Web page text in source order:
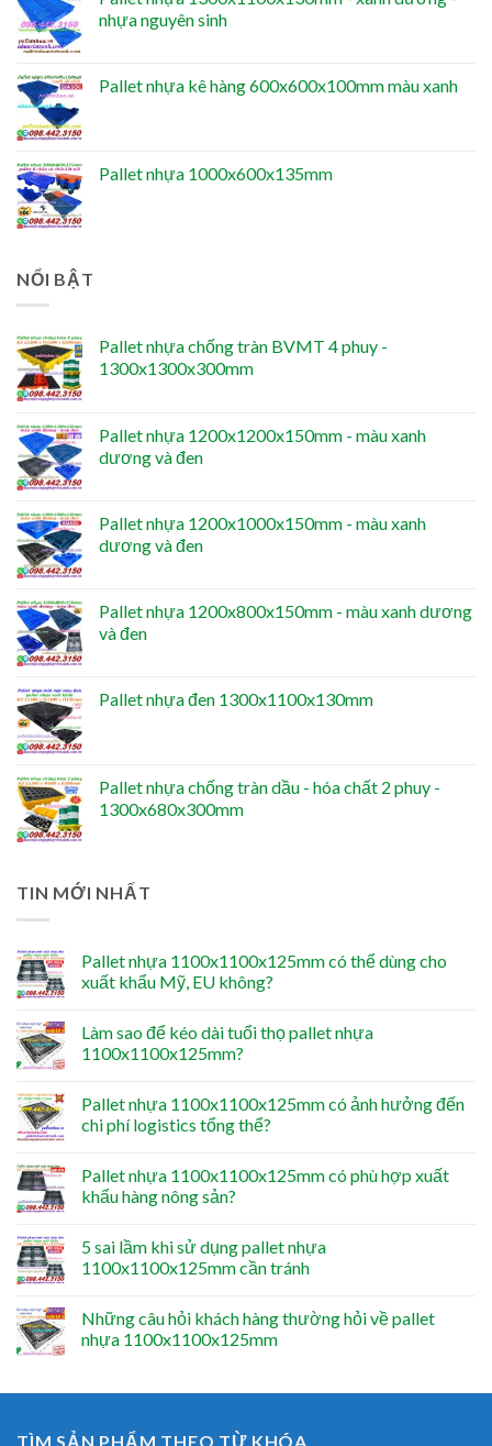
nhựa nguyên sinh
Pallet nhựa kê hàng 600x600x100mm màu xanh
Pallet nhựa 1000x600x135mm
NỔI BẬT
Pallet nhựa chống tràn BVMT 4 phuy -
1300x1300x300mm
Pallet nhựa 1200x1200x150mm - màu xanh
dương và đen
Pallet nhựa 1200x1000x150mm - màu xanh
dương và đen
Pallet nhựa 1200x800x150mm - màu xanh dương
và đen
Pallet nhựa đen 1300x1100x130mm
Pallet nhựa chống tràn dầu - hóa chất 2 phuy -
1300x680x300mm
TIN MỚI NHẤT
Pallet nhựa 1100x1100x125mm có thể dùng cho
xuất khẩu Mỹ, EU không?
Làm sao để kéo dài tuổi thọ pallet nhựa
1100x1100x125mm?
Pallet nhựa 1100x1100x125mm có ảnh hưởng đến
chi phí logistics tổng thể?
Pallet nhựa 1100x1100x125mm có phù hợp xuất
khẩu hàng nông sản?
5 sai lầm khi sử dụng pallet nhựa
1100x1100x125mm cần tránh
Những câu hỏi khách hàng thường hỏi về pallet
nhựa 1100x1100x125mm
TÌM SẢN PHẨM THEO TỪ KHÓA